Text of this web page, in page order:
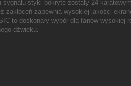
sygnału styki pokryte zostały 24-
zakłóceń zapewnia wysokiej jakości
to doskonały wybór dla fanów wysokiej
dźwięku.